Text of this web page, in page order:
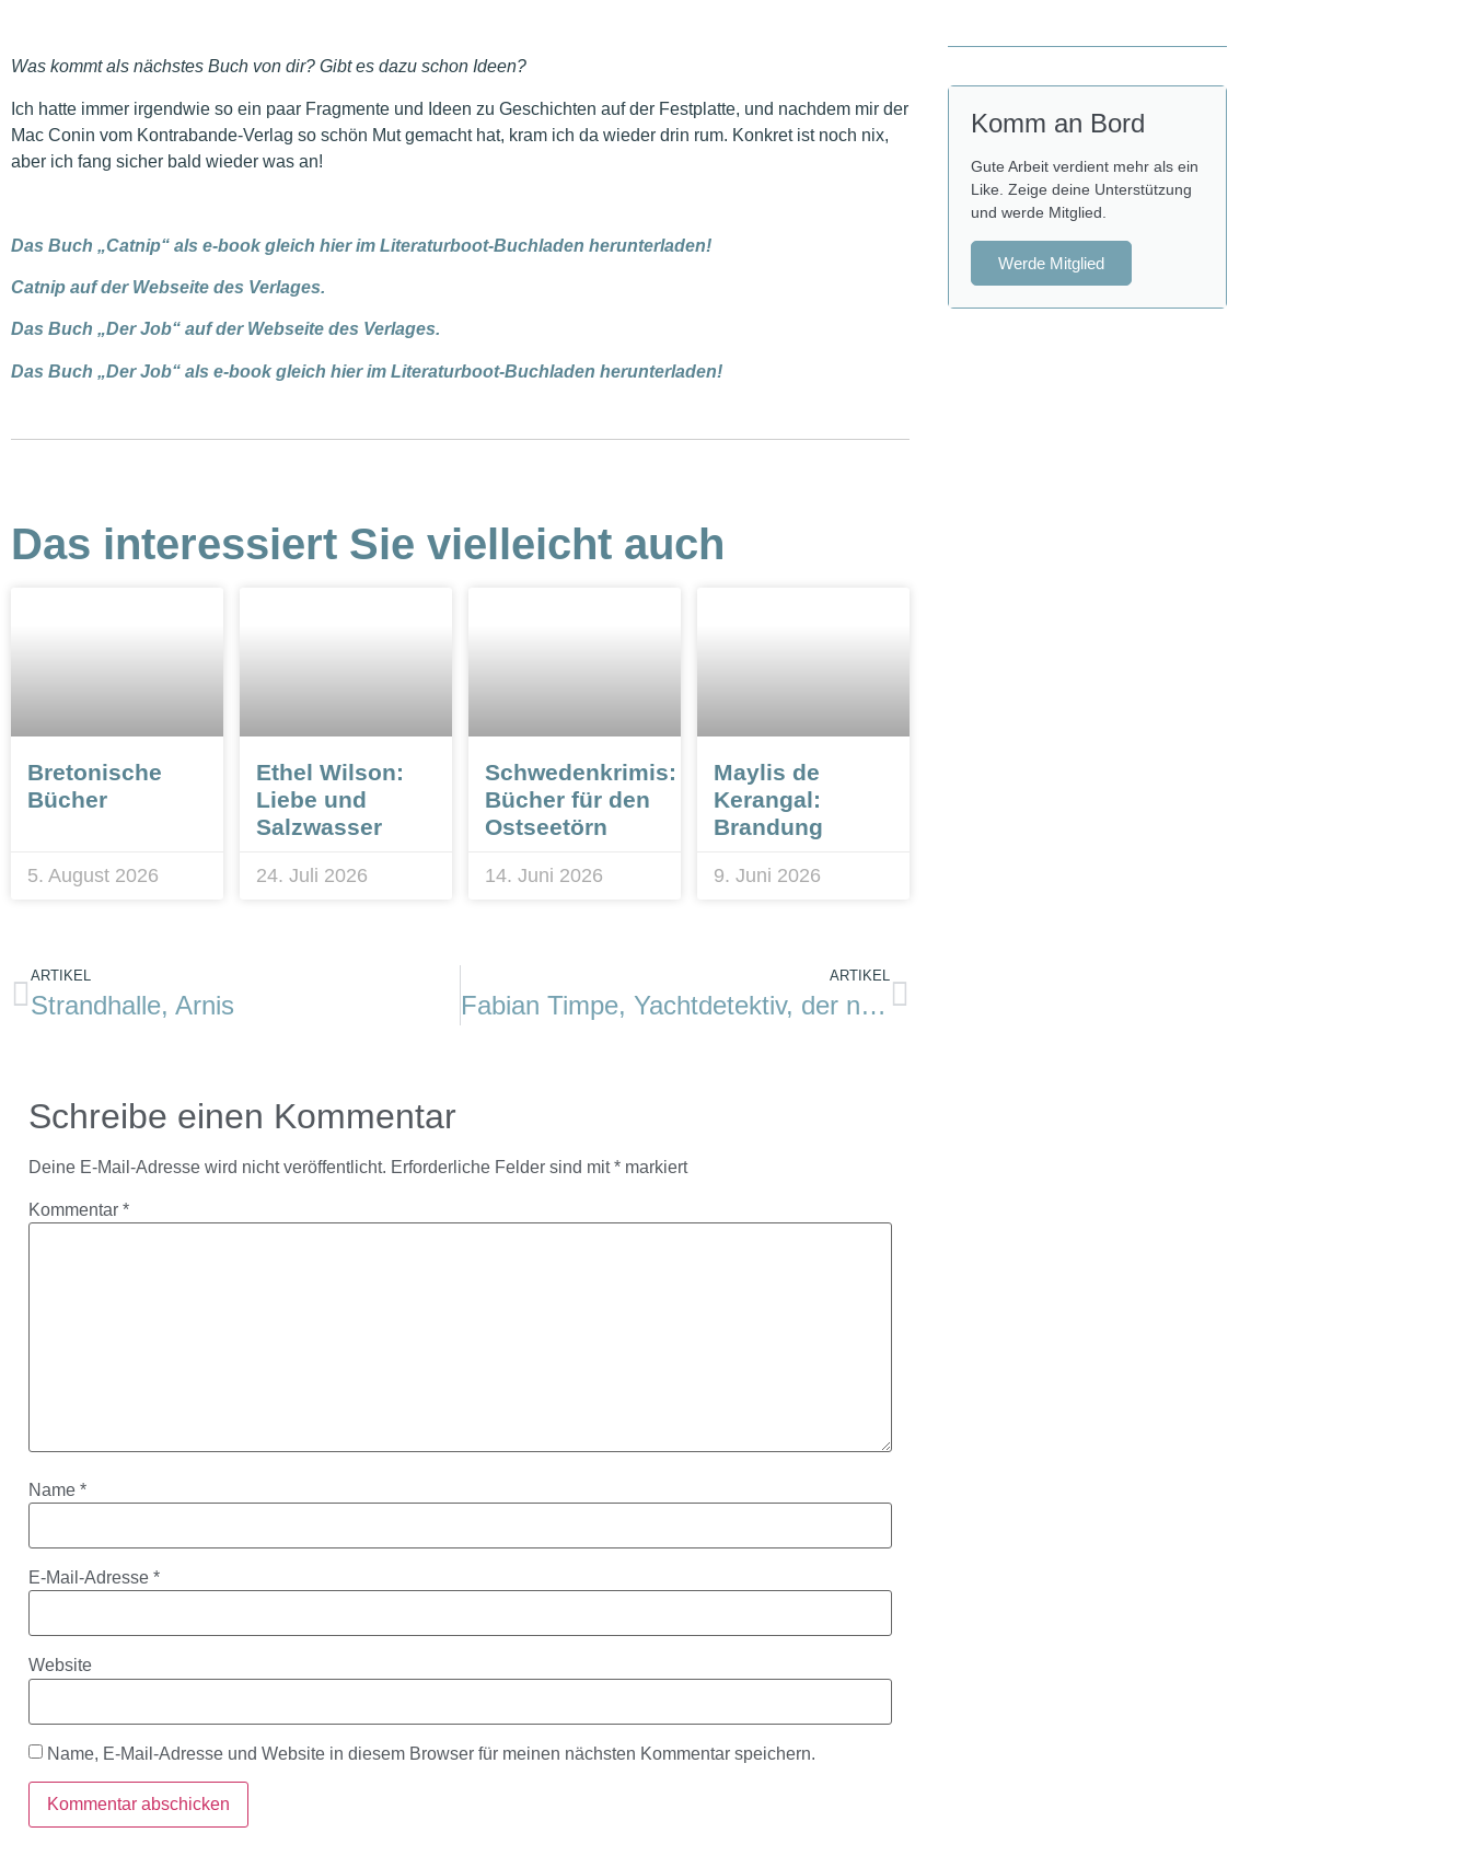
Was kommt als nächstes Buch von dir? Gibt es dazu schon Ideen?
Ich hatte immer irgendwie so ein paar Fragmente und Ideen zu Geschichten auf der Festplatte, und nachdem mir der
Mac Conin vom Kontrabande-Verlag so schön Mut gemacht hat, kram ich da wieder drin rum. Konkret ist noch nix,
aber ich fang sicher bald wieder was an!
Das Buch „Catnip“ als e-book gleich hier im Literaturboot-Buchladen herunterladen!
Catnip auf der Webseite des Verlages.
Das Buch „Der Job“ auf der Webseite des Verlages.
Das Buch „Der Job“ als e-book gleich hier im Literaturboot-Buchladen herunterladen!
Das interessiert Sie vielleicht auch
Bretonische
Bücher
5. August 2026
Ethel Wilson:
Liebe und
Salzwasser
24. Juli 2026
Schwedenkrimis:
Bücher für den
Ostseetörn
14. Juni 2026
Maylis de
Kerangal:
Brandung
9. Juni 2026
ARTIKEL
Strandhalle, Arnis
ARTIKEL
Fabian Timpe, Yachtdetektiv, der neue Fall. Und andere Neuigkeiten.
Schreibe einen Kommentar
Deine E-Mail-Adresse wird nicht veröffentlicht. Erforderliche Felder sind mit* markiert
Kommentar *
Name *
E-Mail-Adresse *
Website
Name, E-Mail-Adresse und Website in diesem Browser für meinen nächsten Kommentar speichern.
Komm an Bord
Gute Arbeit verdient mehr als ein
Like. Zeige deine Unterstützung
und werde Mitglied.
Werde Mitglied